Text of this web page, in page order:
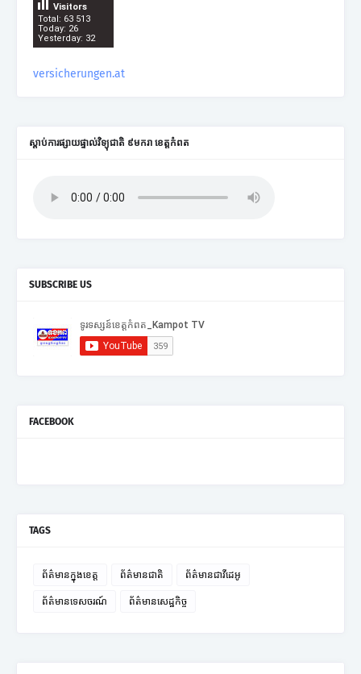
Total: 63 513
Today: 26
Yesterday: 32
Visitors
versicherungen.at
ស្តាប់ការផ្សាយផ្ទាល់វិទ្យុជាតិ ៩មករា ខេត្តកំពត
SUBSCRIBE US
FACEBOOK
TAGS
ព័ត៌មានក្នុងខេត្ត ព័ត៌មានជាតិ ព័ត៌មានជាវីដេអូ
ព័ត៌មានទេសចរណ៍ ព័ត៌មានសេដ្ឋកិច្ច